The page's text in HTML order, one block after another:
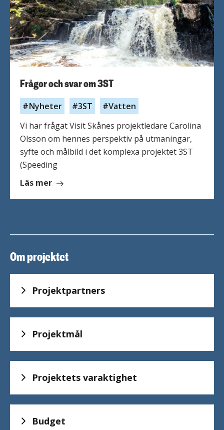
samarbetet
med
lantbrukare
stärka
både
och
attraktionskraft
Frågor och svar om 3ST
Nyheter 3ST
Vatten
Vi har frågat Visit Skånes projektledare Carolina
Olsson om hennes perspektiv på utmaningar,
syfte och målbild i det komplexa projektet 3ST
(Speeding
Läs mer om
om
Om projektet
Projektpartners
Projektmål
Projektets varaktighet
Budget